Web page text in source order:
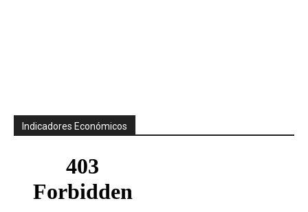
Indicadores Económicos